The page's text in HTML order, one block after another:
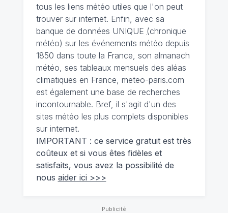
tous les liens météo utiles que l'on peut
trouver sur internet. Enfin, avec sa
banque de données UNIQUE (chronique
météo) sur les événements météo depuis
1850 dans toute la France, son almanach
météo, ses tableaux mensuels des aléas
climatiques en France, meteo-paris.com
est également une base de recherches
incontournable. Bref, il s'agit d'un des
sites météo les plus complets disponibles
sur internet.
IMPORTANT : ce service gratuit est très
coûteux et si vous êtes fidèles et
satisfaits, vous avez la possibilité de
nous aider ici >>>